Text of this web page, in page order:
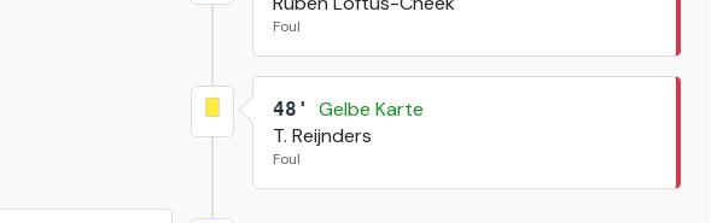
Foul
48'
Gelbe Karte
T. Reijnders
Foul